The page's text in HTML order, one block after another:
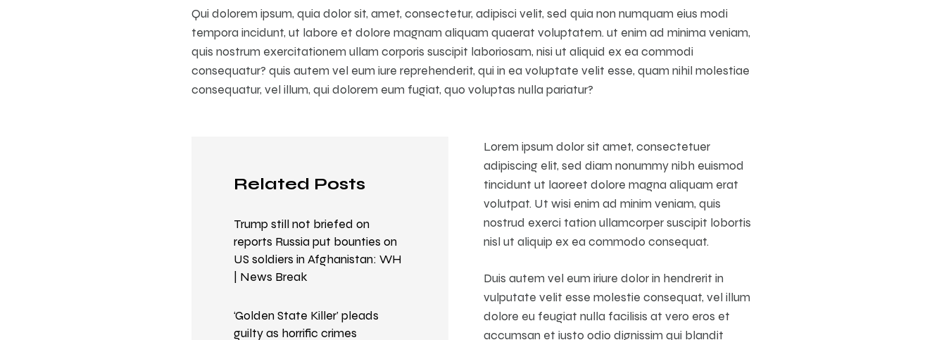
increase
or
decrease
volume.
increase
or
decrease
volume.
Qui dolorem ipsum, quia dolor sit, amet, consectetur, adipisci velit, sed quia non numquam eius modi
tempora incidunt, ut labore et dolore magnam aliquam quaerat voluptatem. ut enim ad minima veniam,
quis nostrum exercitationem ullam corporis suscipit laboriosam, nisi ut aliquid ex ea commodi
consequatur? quis autem vel eum iure reprehenderit, qui in ea voluptate velit esse, quam nihil molestiae
consequatur, vel illum, qui dolorem eum fugiat, quo voluptas nulla pariatur?
Related Posts
Trump still not briefed on
reports Russia put bounties on
US soldiers in Afghanistan: WH
| News Break
‘Golden State Killer’ pleads
guilty as horrific crimes
Lorem ipsum dolor sit amet, consectetuer
adipiscing elit, sed diam nonummy nibh euismod
tincidunt ut laoreet dolore magna aliquam erat
volutpat. Ut wisi enim ad minim veniam, quis
nostrud exerci tation ullamcorper suscipit lobortis
nisl ut aliquip ex ea commodo consequat.
Duis autem vel eum iriure dolor in hendrerit in
vulputate velit esse molestie consequat, vel illum
dolore eu feugiat nulla facilisis at vero eros et
accumsan et iusto odio dignissim qui blandit